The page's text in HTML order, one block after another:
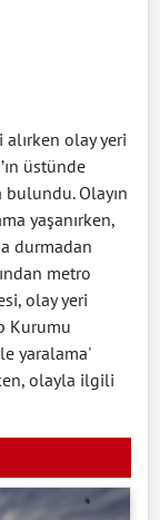
olay yeri
üstünde
Olayın
yaşanırken,
durmadan
metro
olay yeri
Kurumu
yaralama'
olayla ilgili